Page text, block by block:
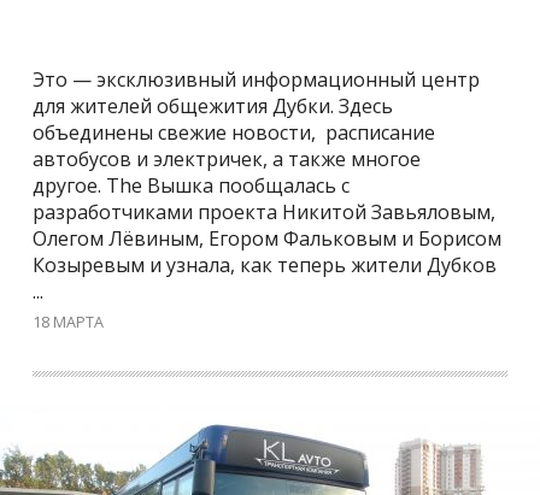
Это — эксклюзивный информационный центр
для жителей общежития Дубки. Здесь
объединены свежие новости, расписание
автобусов и электричек, а также многое
другое. The Вышка пообщалась с
разработчиками проекта Никитой Завьяловым,
Олегом Лёвиным, Егором Фальковым и Борисом
Козыревым и узнала, как теперь жители Дубков
...
18 МАРТА